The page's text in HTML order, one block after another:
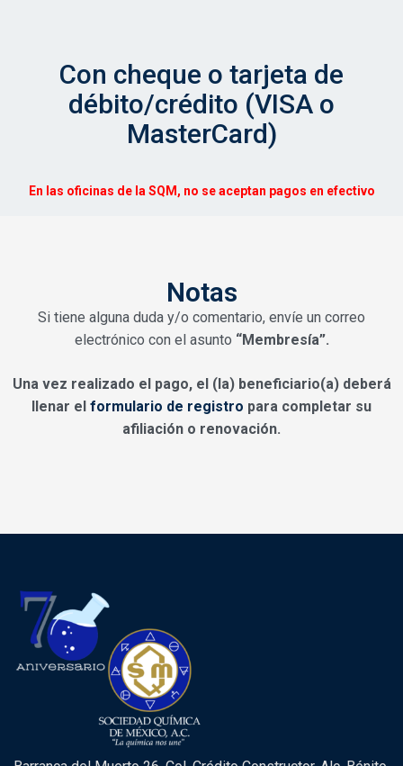
Con cheque o tarjeta de
débito/crédito (VISA o
MasterCard)
En las oficinas de la SQM, no se aceptan pagos en efectivo
Notas
Si tiene alguna duda y/o comentario, envíe un correo
electrónico con el asunto “Membresía”.
Una vez realizado el pago, el (la) beneficiario(a) deberá
llenar el formulario de registro para completar su
afiliación o renovación.